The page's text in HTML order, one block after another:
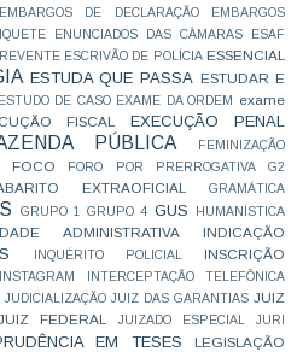
EMBARGOS DE DECLARAÇÃO
EMBARGOS
ENUNCIADOS DAS CÂMARAS
ESAF
ESCRIVÃO DE POLÍCIA ESSENCIAL
ESTUDA QUE PASSA ESTUDAR E
ESTUDO DE CASO EXAME DA ORDEM
exame
FISCAL EXECUÇÃO PENAL
PÚBLICA FEMINIZAÇÃO
FOCO FORO POR PRERROGATIVA
G2
EXTRAOFICIAL GRAMÁTICA
GRUPO 1 GRUPO 4 GUS
HUMANÍSTICA
ADMINISTRATIVA
INDICAÇÃO
INQUÉRITO POLICIAL
INSCRIÇÃO
INSTAGRAM INTERCEPTAÇÃO TELEFÔNICA
JUDICIALIZAÇÃO JUIZ DAS GARANTIAS JUIZ
JUIZ FEDERAL JUIZADO ESPECIAL JURI
EM TESES
LEGISLAÇÃO